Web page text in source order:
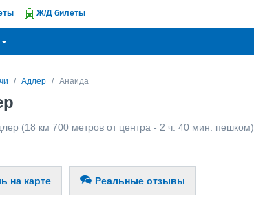
Ж/Д билеты
Адлер Анаида
(18 км 700 метров от центра - 2 ч. 40 мин. пешком)
на карте Реальные отзывы